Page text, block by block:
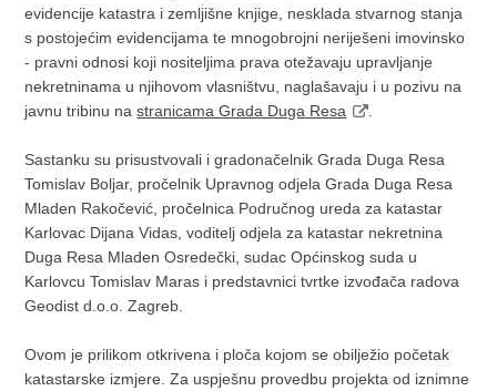
evidencije katastra i zemljišne knjige, nesklada stvarnog stanja
s postojećim evidencijama te mnogobrojni neriješeni imovinsko
- pravni odnosi koji nositeljima prava otežavaju upravljanje
nekretninama u njihovom vlasništvu, naglašavaju i u pozivu na
javnu tribinu nastranicama Grada Duga Resa
Sastanku su prisustvovali i gradonačelnik Grada Duga Resa
Tomislav Boljar, pročelnik Upravnog odjela Grada Duga Resa
Mladen Rakočević, pročelnica Područnog ureda za katastar
Karlovac Dijana Vidas, voditelj odjela za katastar nekretnina
Duga Resa Mladen Osredečki, sudac Općinskog suda u
Karlovcu Tomislav Maras i predstavnici tvrtke izvođača radova
Geodist d.o.o. Zagreb.
Ovom je prilikom otkrivena i ploča kojom se obilježio početak
katastarske izmjere. Za uspješnu provedbu projekta od iznimne